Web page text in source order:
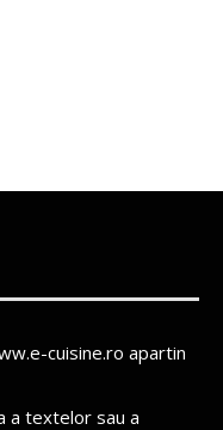
cuisine.ro apartin
a textelor sau a